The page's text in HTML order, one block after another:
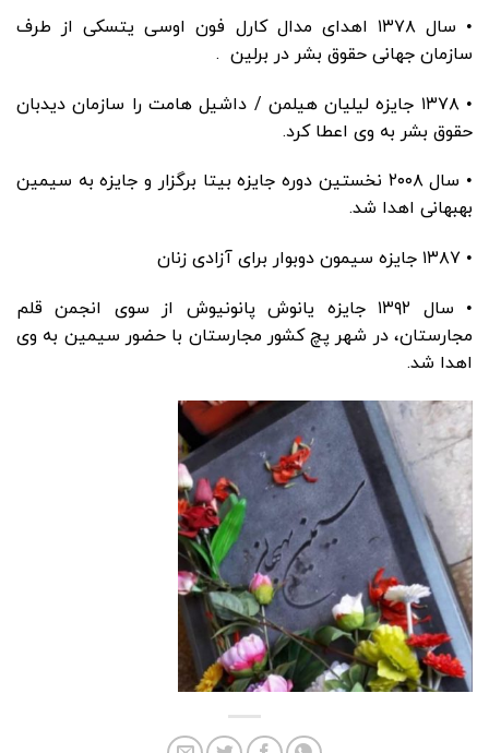
• سال ۱۳۷۸ اهدای مدال کارل فون اوسی یتسکی از طرف
سازمان جهانی حقوق بشر در برلین .
• ۱۳۷۸ جایزه لیلیان هیلمن / داشیل هامت را سازمان دیدبان
حقوق بشر به وی اعطا کرد.
• سال ۲۰۰۸ نخستین دوره جایزه بیتا برگزار و جایزه به سیمین
بهبهانی اهدا شد.
• ۱۳۸۷ جایزه سیمون دوبوار برای آزادی زنان
• سال ۱۳۹۲ جایزه یانوش پانونیوش از سوی انجمن قلم
مجارستان، در شهر پچ کشور مجارستان با حضور سیمین به وی
اهدا شد.